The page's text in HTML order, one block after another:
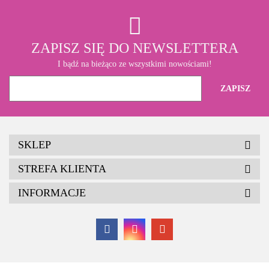
ZAPISZ SIĘ DO NEWSLETTERA
I bądź na bieżąco ze wszystkimi nowościami!
SKLEP
STREFA KLIENTA
INFORMACJE